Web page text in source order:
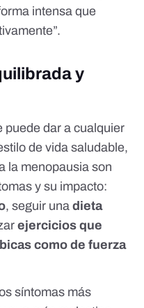
intensa que
y
puede dar a cualquier
de vida saludable,
la menopausia son
y su impacto:
, seguir una dieta
ejercicios que
como de fuerza
síntomas más